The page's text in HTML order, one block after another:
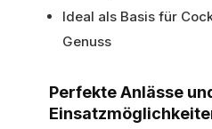
Ideal als Basis für
Genuss
Perfekte Anlässe